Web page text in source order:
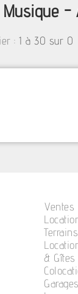
: 1 à 30 sur 0
Ventes
Terrains
& Gîtes
Garages